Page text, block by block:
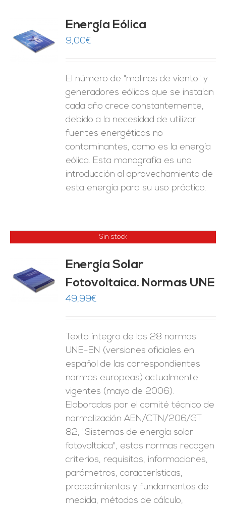
Energía Eólica
9,00€
El número de "molinos de viento" y
generadores eólicos que se instalan
cada año crece constantemente,
debido a la necesidad de utilizar
fuentes energéticas no
contaminantes, como es la energía
eólica. Esta monografía es una
introducción al aprovechamiento de
esta energía para su uso práctico.
Sin stock
Energía Solar
Fotovoltaica. Normas UNE
49,99€
Texto íntegro de las 28 normas
UNE-EN (versiones oficiales en
español de las correspondientes
normas europeas) actualmente
vigentes (mayo de 2006).
Elaboradas por el comité técnico de
normalización AEN/CTN/206/GT
82, "Sistemas de energía solar
fotovoltaica", estas normas recogen
criterios, requisitos, informaciones,
parámetros, características,
procedimientos y fundamentos de
medida, métodos de cálculo,